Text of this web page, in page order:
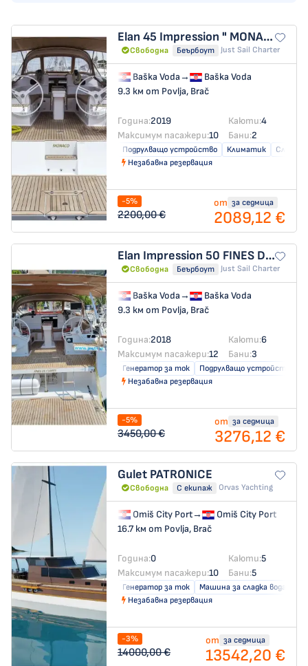
Elan 45 Impression " MONACO "
Свободна Беърбоут Just Sail Charter
Baška Voda→
Baška Voda
9.3 км от Povlja, Brač
Година:2019 Каюти:4
Максимум пасажери:10 Бани:2
Подрулващо устройство Климатик
Незабавна резервация
-5%
2200,00 €
от за седмица
2089,12 €
Elan Impression 50 FINES DE CLAIRES
Свободна Беърбоут Just Sail Charter
Baška Voda→
Baška Voda
9.3 км от Povlja, Brač
Година:2018 Каюти:6
Максимум пасажери:12 Бани:3
Генератор за ток Подрулващо устройство
Незабавна резервация
-5%
3450,00 €
от за седмица
3276,12 €
Gulet PATRONICE
Свободна С екипаж Orvas Yachting
Omiš City Port→
Omiš City Port
16.7 км от Povlja, Brač
Година:0 Каюти:5
Максимум пасажери:10 Бани:5
Генератор за ток Машина за сладка вода
Незабавна резервация
-3%
14000,00 €
от за седмица
13542,20 €